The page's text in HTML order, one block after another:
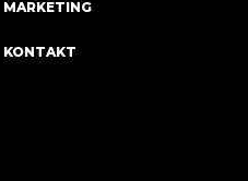
MARKETING
KONTAKT